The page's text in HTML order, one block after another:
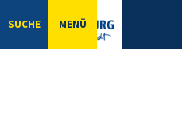
SUCHE MENÜ